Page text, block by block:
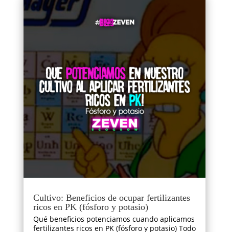
Cultivo: Beneficios de ocupar fertilizantes
ricos en PK (fósforo y potasio)
Qué beneficios potenciamos cuando aplicamos
fertilizantes ricos en PK (fósforo y potasio) Todo